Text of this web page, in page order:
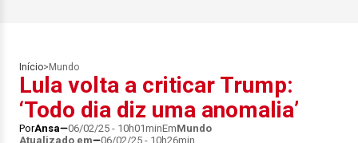
Início> Mundo
Lula volta a criticar Trump:
‘Todo dia diz uma anomalia’
PorAnsa 06/02/25 - 10h01minEmMundo
Atualizado em
06/02/25 - 10h26min